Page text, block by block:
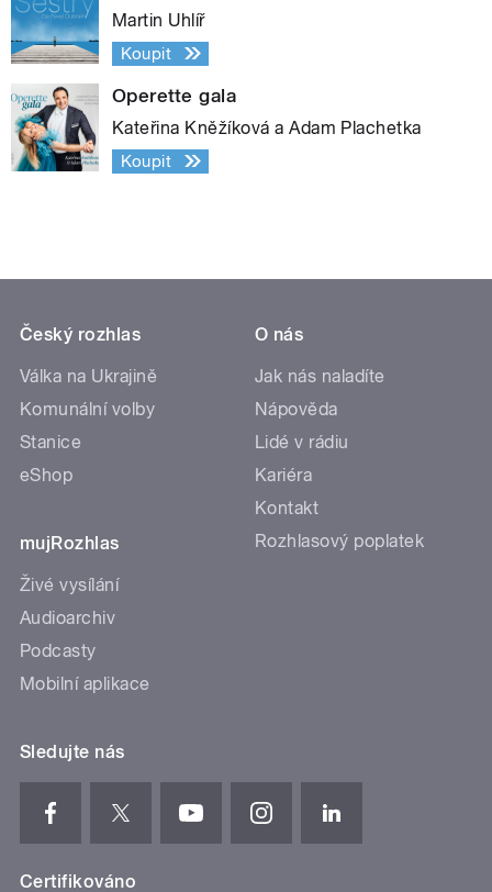
Martin Uhlíř
Koupit
Operette gala
Kateřina Kněžíková a Adam Plachetka
Koupit
Český rozhlas
Válka na Ukrajině
Komunální volby
Stanice
eShop
mujRozhlas
Živé vysílání
Audioarchiv
Podcasty
Mobilní aplikace
O nás
Jak nás naladíte
Nápověda
Lidé v rádiu
Kariéra
Kontakt
Rozhlasový poplatek
Sledujte nás
Certifikováno